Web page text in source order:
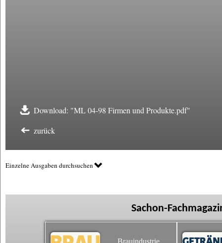
Download: "ML 04-98 Firmen und Produkte.pdf"
zurück
Einzelne Ausgaben durchsuchen
Sachon-
Brauindustrie